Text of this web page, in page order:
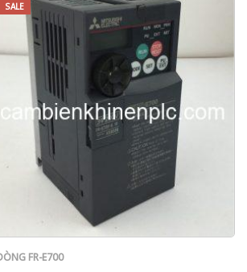
SALE
FR-E700